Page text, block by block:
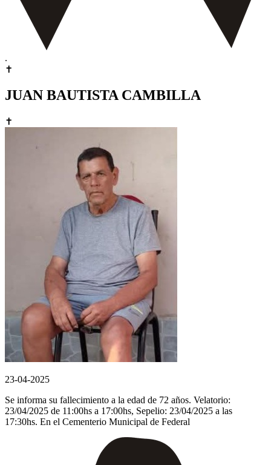
.
✝
JUAN BAUTISTA CAMBILLA
✝
23-04-2025
Se informa su fallecimiento a la edad de 72 años. Velatorio:
23/04/2025 de 11:00hs a 17:00hs, Sepelio: 23/04/2025 a las
17:30hs. En el Cementerio Municipal de Federal